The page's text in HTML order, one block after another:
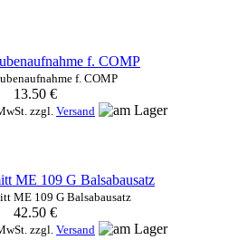
f. COMP
13.50 €
zzgl. Versand
ME 109 G Balsabausatz
42.50 €
zzgl. Versand